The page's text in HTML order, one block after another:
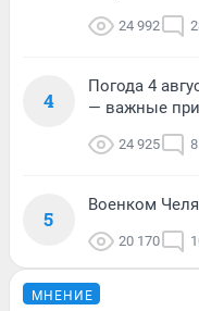
24 992
4
Погода 4
— важные
24 925 8
5
Военком
20 170
МНЕНИЕ